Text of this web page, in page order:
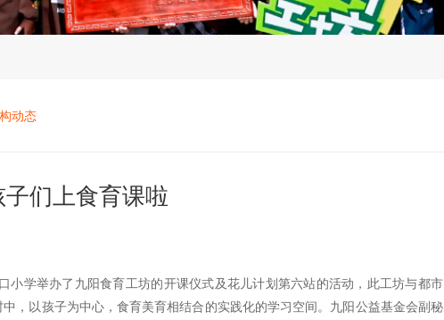
动态
子们上食育课啦
小学举办了九阳食育工坊的开课仪式及花儿计划第六站的活动，此工坊与都市
，以孩子为中心，食育美育相结合的实践化的学习空间。九阳公益基金会副秘